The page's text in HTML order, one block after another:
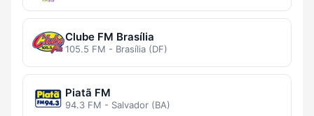
Clube FM Brasília
105.5 FM - Brasília (DF)
Piatã FM
94.3 FM - Salvador (BA)